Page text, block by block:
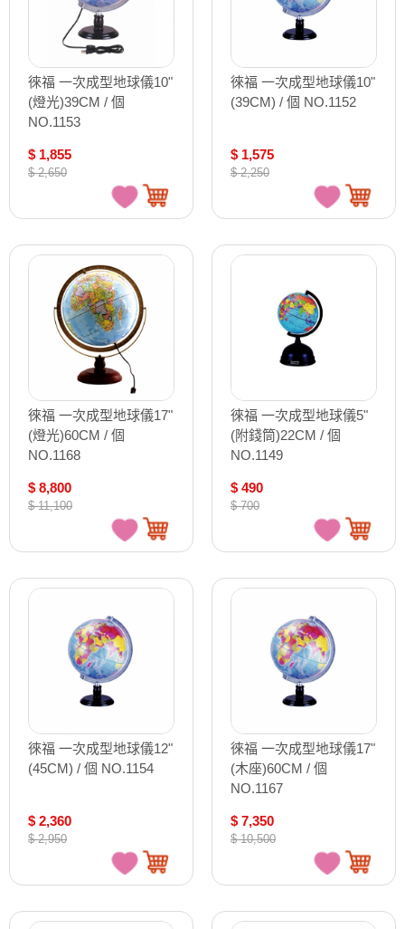
徠福 一次成型地球儀10"
(燈光)39CM / 個
NO.1153
$ 1,855
$ 2,650
徠福 一次成型地球儀10"
(39CM) / 個 NO.1152
$ 1,575
$ 2,250
徠福 一次成型地球儀17"
(燈光)60CM / 個
NO.1168
$ 8,800
$ 11,100
徠福 一次成型地球儀5"
(附錢筒)22CM / 個
NO.1149
$ 490
$ 700
徠福 一次成型地球儀12"
(45CM) / 個 NO.1154
$ 2,360
$ 2,950
徠福 一次成型地球儀17"
(木座)60CM / 個
NO.1167
$ 7,350
$ 10,500